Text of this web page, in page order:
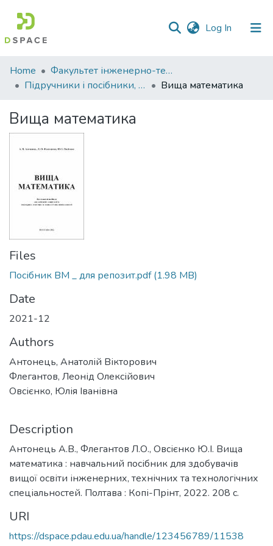
Log In (current)
Communities
&
All of DSpace
Statistics
Home
Факультет інженерно-технологічний
Підручники і посібники, монографії. Факультет інженерно-технологічний
Вища математика
Вища математика
Files
Посібник ВМ _ для репозит.pdf(1.98 MB)
Date
2021-12
Authors
Антонець, Анатолій Вікторович
Флегантов, Леонід Олексійович
Овсієнко, Юлія Іванівна
Description
Антонець А.В., Флегантов Л.О., Овсієнко Ю.І. Вища
математика : навчальний посібник для здобувачів
вищої освіти інженерних, технічних та технологічних
спеціальностей. Полтава : Копі-Прінт, 2022. 208 с.
URI
https://dspace.pdau.edu.ua/handle/123456789/11538